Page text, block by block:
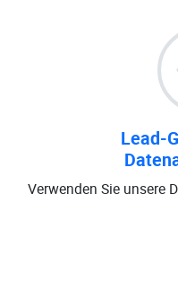
Lead-
Verwenden Sie unsere